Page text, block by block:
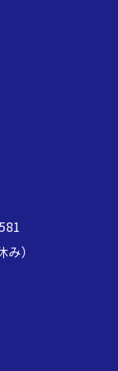
）